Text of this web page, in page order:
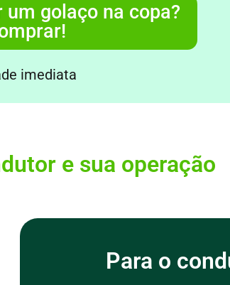
golaço na copa?
imediata
e sua operação
Para o